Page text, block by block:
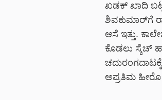
ಖಡಕ್ ಖಾದಿ
ಶಿವಕುಮಾರ್‌ಗೆ
ಆಸೆ ಇತ್ತು.
ಕೊಡಲು ಸ್ಕೆಚ್
ಅಪ್ರತಿಮ